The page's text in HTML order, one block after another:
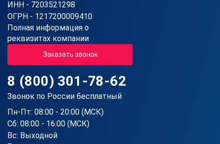
ИНН - 7203521298
ОГРН - 1217200009410
Полная информация о
реквизитах компании
Заказать звонок
8 (800) 301-78-62
Звонок по России бесплатный
Пн-Пт: 08:00 - 20:00 (МСК)
Сб: 08:00 - 16:00 (МСК)
Вс: Выходной